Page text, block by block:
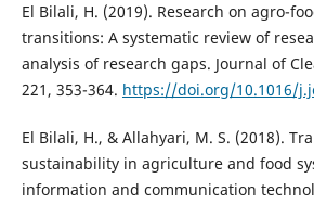
El Bilali, H. (2019). Research on agro-
transitions: A systematic review of
analysis of research gaps. Journal of
221, 353-364. https://doi.org/10.1016/
El Bilali, H., & Allahyari, M. S. (2018).
sustainability in agriculture and food
information and communication